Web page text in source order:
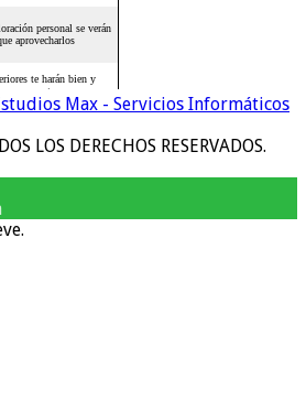
Max - Servicios Informáticos
LOS DERECHOS RESERVADOS.